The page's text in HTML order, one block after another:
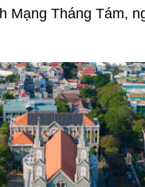
Mạng Tháng Tám,